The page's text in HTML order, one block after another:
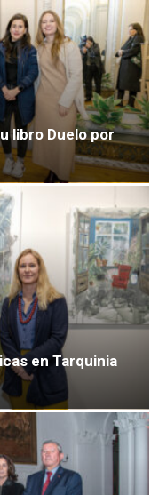
libro Duelo por
en Tarquinia